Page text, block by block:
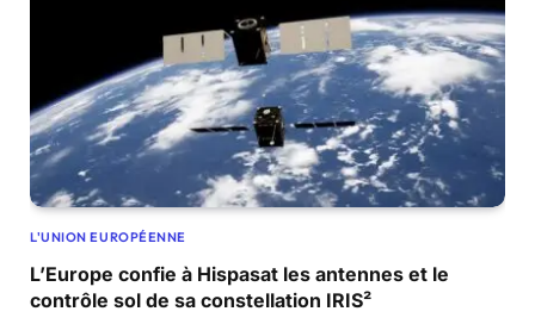
L'UNION EUROPÉENNE
L’Europe confie à Hispasat les antennes et le
contrôle sol de sa constellation IRIS²